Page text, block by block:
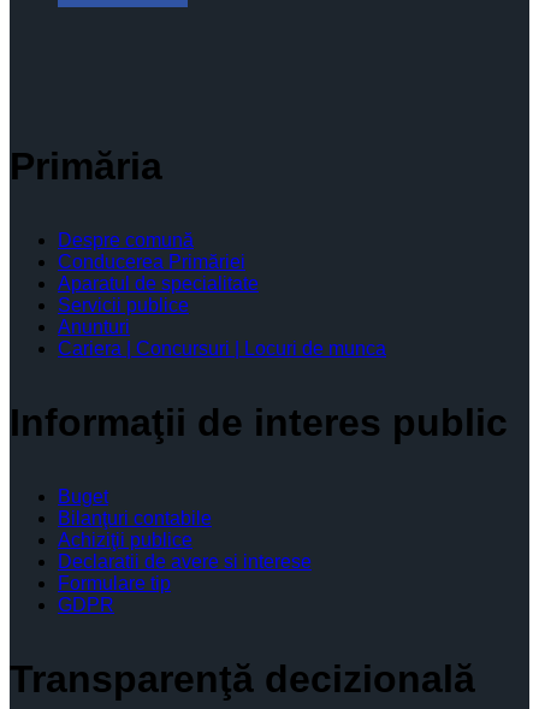
Primăria
Despre comună
Conducerea Primăriei
Aparatul de specialitate
Servicii publice
Anunturi
Cariera | Concursuri | Locuri de munca
Informaţii de interes public
Buget
Bilanţuri contabile
Achiziţii publice
Declaratii de avere si interese
Formulare tip
GDPR
Transparenţă decizională